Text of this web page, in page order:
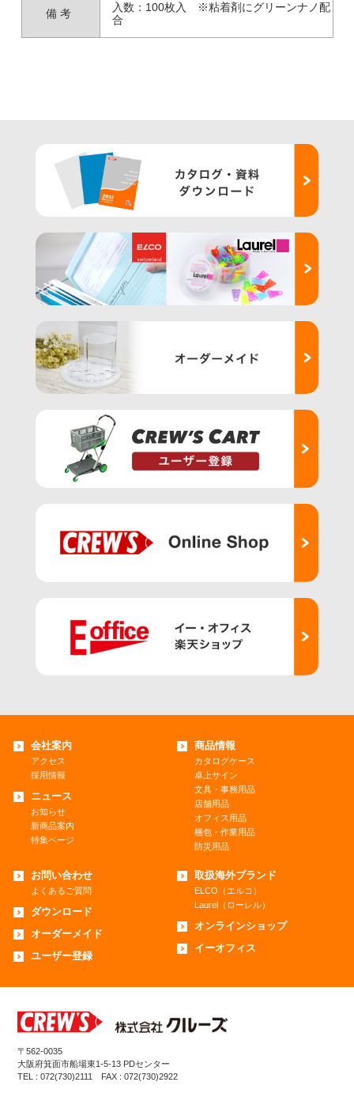
備考
入数：100枚入 ※粘着剤にグリーンナノ配
合
会社案内
アクセス
採用情報
ニュース
お知らせ
新商品案内
特集ページ
商品情報
カタログケース
卓上サイン
文具・事務用品
店舗用品
オフィス用品
梱包・作業用品
防災用品
お問い合わせ
よくあるご質問
ダウンロード
オーダーメイド
ユーザー登録
取扱海外ブランド
ELCO（エルコ）
Laurel（ローレル）
オンラインショップ
イーオフィス
〒562-0035
大阪府箕面市船場東1-5-13 PDセンター
TEL : 072(730)2111 FAX : 072(730)2922